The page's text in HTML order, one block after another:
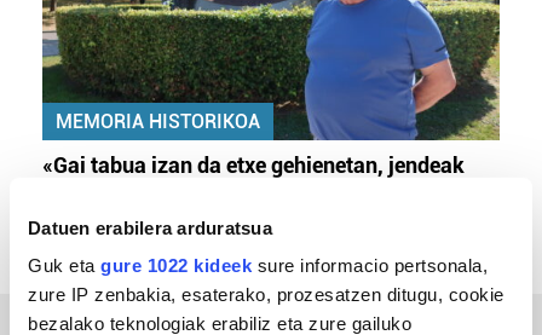
Datuen erabilera arduratsua
Guk eta gure 1022 kideek sure informacio pertsonala,
zure IP zenbakia, esaterako, prozesatzen ditugu, cookie
bezalako teknologiak erabiliz eta zure gailuko
MEMORIA HISTORIKOA
«Gai tabua izan da etxe gehienetan, jendeak